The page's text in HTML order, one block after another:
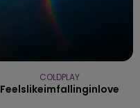
COLDPLAY
Feelslikeimfallinginlove